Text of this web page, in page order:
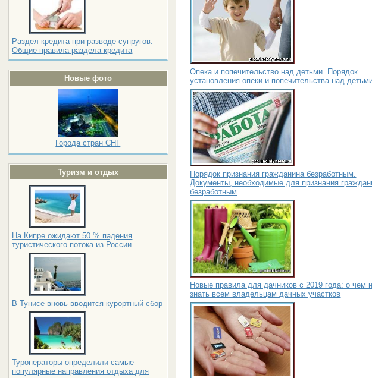
Раздел кредита при разводе супругов.
Общие правила раздела кредита
Новые фото
Города стран СНГ
Туризм и отдых
На Кипре ожидают 50 % падения
туристического потока из России
В Тунисе вновь вводится курортный сбор
Туроператоры определили самые
популярные направления отдыха для
Опека и попечительство над детьми. Порядок
установления опеки и попечительства над
Порядок признания гражданина безработным.
Документы, необходимые для признания
безработным
Новые правила для дачников с 2019 года: о чем
знать всем владельцам дачных участков